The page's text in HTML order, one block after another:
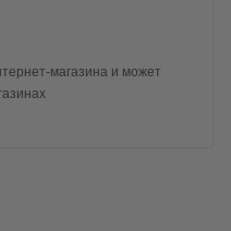
магазина и может